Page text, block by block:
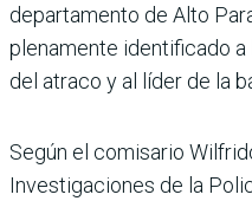
departamento de Alto
plenamente identificado
del atraco y al líder de la
Según el comisario
Investigaciones de la